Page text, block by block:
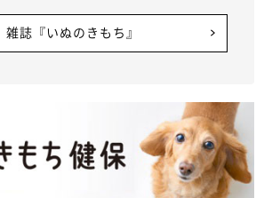
雑誌『いぬのきもち』